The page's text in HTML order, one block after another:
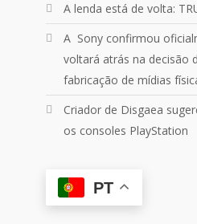
Confira em nosso
recente REVIEW de
Mais em:
1 1
A lenda está de volta:
A Sony confirmou
voltará atrás na decisão
fabricação de mídias
Criador de Disgaea
os consoles PlayStation
PT